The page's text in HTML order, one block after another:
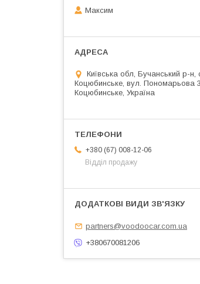
Максим
Київська обл, Бучанський р-н,
Коцюбинське, вул. Пономарьова
Коцюбинське, Україна
+380 (67) 008-12-06
Відділ продажу
partners@voodoocar.com.ua
+380670081206